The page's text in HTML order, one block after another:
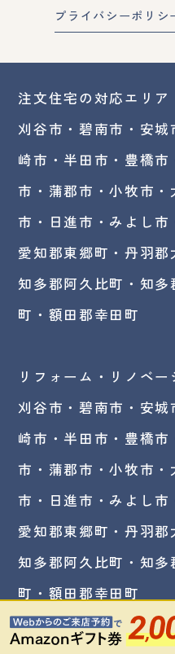
プライバシーポリシ
注文住宅の対応エリア
刈谷市・碧南市・ 安城
崎市 ・半田市・豊橋
市・蒲郡市・小牧市
市・日進市・みよし市
愛知郡東郷町・丹羽郡
知多郡阿久比町・知
町・額田郡幸田町
リフォーム・リノベ
刈谷市・碧南市・ 安城
崎市・半田市・豊橋
市・蒲郡市・小牧市
市・日進市・みよし市
愛知郡東郷町・丹羽郡
知多郡阿久比町・知
町・額田郡幸田町
©アルファホーム刈谷